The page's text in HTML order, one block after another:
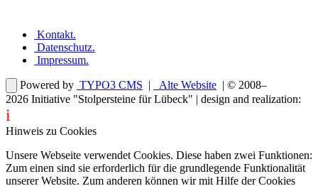
Kontakt.
Datenschutz.
Impressum.
Powered by TYPO3 CMS | Alte Website | © 2008–
2026 Initiative "Stolpersteine für Lübeck" | design and realization:
i
Hinweis zu Cookies
Unsere Webseite verwendet Cookies. Diese haben zwei Funktionen:
Zum einen sind sie erforderlich für die grundlegende Funktionalität
unserer Website. Zum anderen können wir mit Hilfe der Cookies